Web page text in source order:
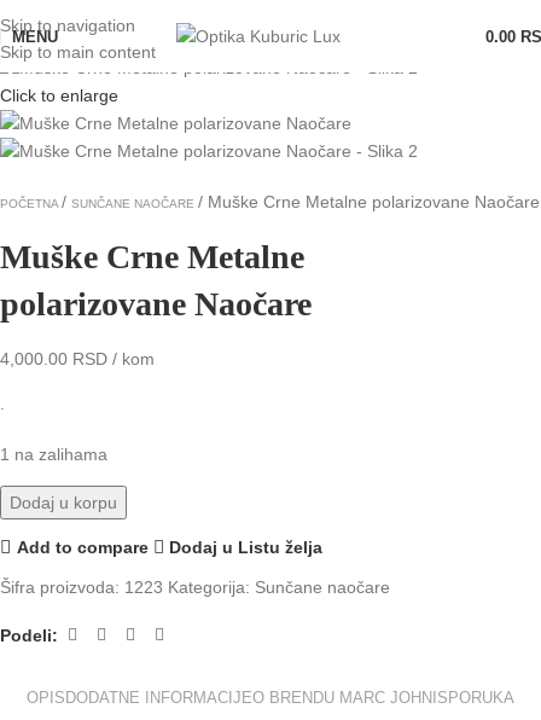
Skip to navigation
Skip to main content
MENU 0.00
Click to enlarge
POČETNA SUNČANE NAOČARE Muške Crne Metalne polarizovane Naočare
Muške Crne Metalne
polarizovane Naočare
4,000.00 RSD / kom
.
1 na zalihama
Dodaj u korpu
Add to compare Dodaj u Listu želja
Šifra proizvoda: 1223 Kategorija: Sunčane naočare
Podeli:
OPIS DODATNE INFORMACIJEO BRENDU MARC JOHN ISPORUKA